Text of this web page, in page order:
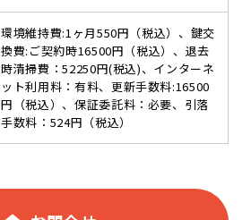
環境維持費:1ヶ月550円（税込）、鍵交
換費:ご契約時16500円（税込）、退去
時清掃費：52250円(税込)、インターネ
ット利用料：有料、更新手数料:16500
円（税込）、保証委託料：必要、引落
手数料：524円（税込）